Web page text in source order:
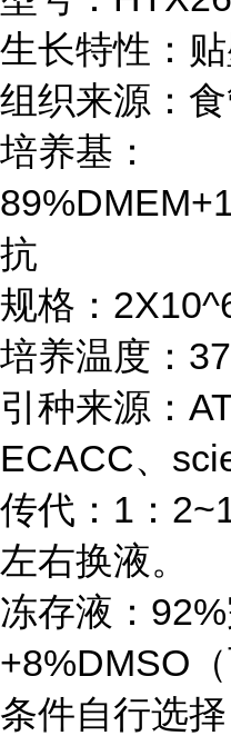
生长特性：
组织来源：
培养基：
抗
规格：
培养温度：
引种来源：
ECACC、
传代：1：
左右换液。
冻存液：
+8%DMSO
条件自行选择